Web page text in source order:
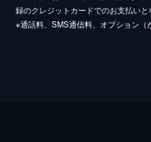
録のクレジットカードでのお支払いと
※通話料、SMS通信料、オプション（